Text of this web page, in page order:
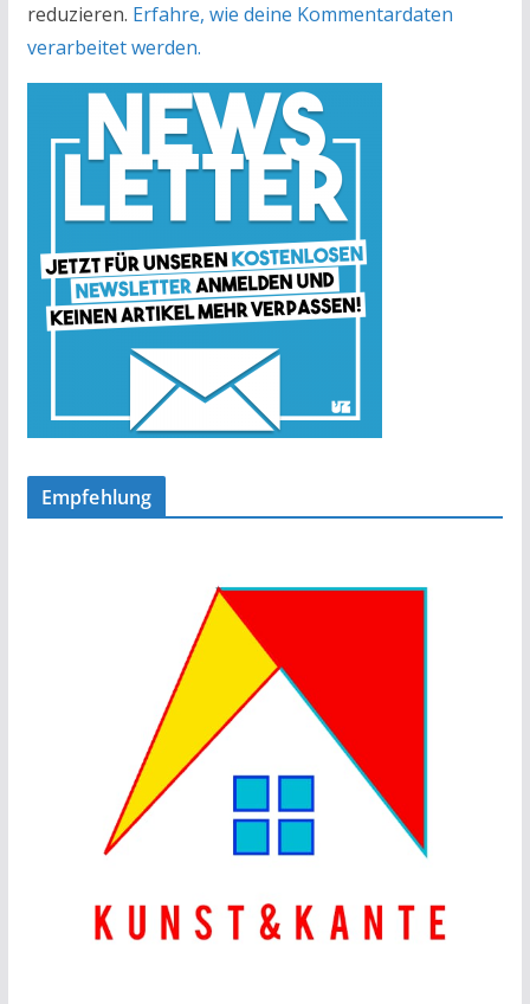
reduzieren. Erfahre, wie deine Kommentardaten
verarbeitet werden.
Empfehlung